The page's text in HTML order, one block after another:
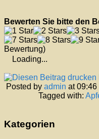
Bewerten Sie bitte den
Bewertung)
Loading...
Posted by admin at 09:46
Tagged with:
Kategorien